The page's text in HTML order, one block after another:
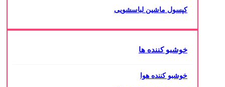
کپسول ماشین لباسشویی
خوشبو کننده ها
خوشبو کننده هوا